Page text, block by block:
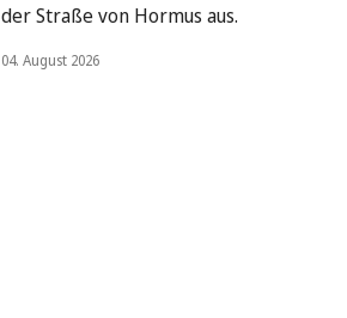
der Straße von Hormus aus.
04. August 2026